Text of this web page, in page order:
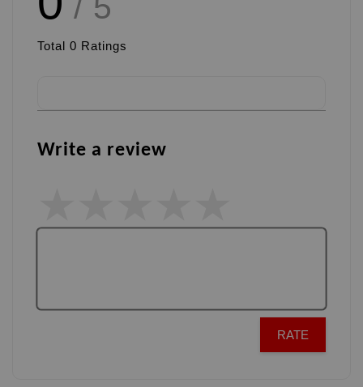
Total 0 Ratings
Write a review
RATE